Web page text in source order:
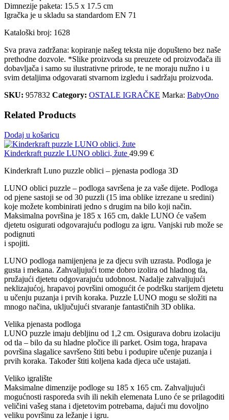
Dimnezije paketa: 15.5 x 17.5 cm
Igračka je u skladu sa standardom EN 71
Kataloški broj: 1628
Sva prava zadržana: kopiranje našeg teksta nije dopušteno bez naše
prethodne dozvole. *Slike proizvoda su preuzete od proizvođača ili
dobavljača i samo su ilustrativne prirode, te ne moraju nužno i u
svim detaljima odgovarati stvarnom izgledu i sadržaju proizvoda.
SKU: 957832 Category: OSTALE IGRAČKE Marka: BabyOno
Related Products
Dodaj u košaricu
Kinderkraft puzzle LUNO oblici, žute 49.99 €
Kinderkraft Luno puzzle oblici – pjenasta podloga 3D
LUNO oblici puzzle – podloga savršena je za vaše dijete. Podloga
od pjene sastoji se od 30 puzzli (15 ima oblike izrezane u sredini)
koje možete kombinirati jedno s drugim na bilo koji način.
Maksimalna površina je 185 x 165 cm, dakle LUNO će vašem
djetetu osigurati odgovarajuću podlogu za igru. Vanjski rub može se
podignuti
i spojiti.
LUNO podloga namijenjena je za djecu svih uzrasta. Podloga je
gusta i mekana. Zahvaljujući tome dobro izolira od hladnog tla,
pružajući djetetu odgovarajuću udobnost. Nadalje zahvaljujući
neklizajućoj, hrapavoj površini omogućit će podršku starijem djetetu
u učenju puzanja i prvih koraka. Puzzle LUNO mogu se složiti na
mnogo načina, uključujući stvaranje fantastičnih 3D oblika.
Velika pjenasta podloga
LUNO puzzle imaju debljinu od 1,2 cm. Osigurava dobru izolaciju
od tla – bilo da su hladne pločice ili parket. Osim toga, hrapava
površina slagalice savršeno štiti bebu i podupire učenje puzanja i
prvih koraka. Također štiti koljena kada djeca uče ustajati.
Veliko igralište
Maksimalne dimenzije podloge su 185 x 165 cm. Zahvaljujući
mogućnosti rasporeda svih ili nekih elemenata Luno će se prilagoditi
veličini vašeg stana i djetetovim potrebama, dajući mu dovoljno
veliku površinu za ležanje i igru.